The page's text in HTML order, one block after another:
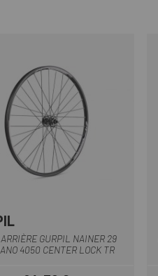
GURPIL NAINER 29
4050 CENTER LOCK TR